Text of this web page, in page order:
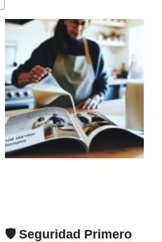
🛡️ Seguridad Primero